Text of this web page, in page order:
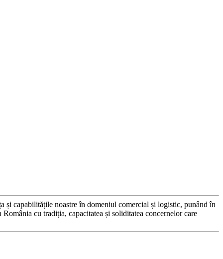
capabilitățile noastre în domeniul comercial și logistic, punând în
cu tradiția, capacitatea și soliditatea concernelor care